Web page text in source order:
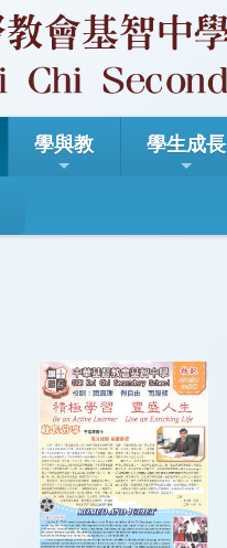
學與教 學生成長